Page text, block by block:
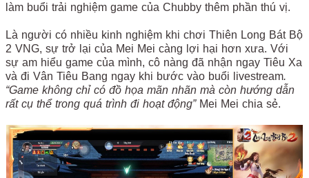
làm buổi trải nghiệm game của Chubby thêm phần thú vị.
Là người có nhiều kinh nghiệm khi chơi Thiên Long Bát Bộ
2 VNG, sự trở lại của Mei Mei càng lợi hại hơn xưa. Với
sự am hiểu game của mình, cô nàng đã nhận ngay Tiêu Xa
và đi Vân Tiêu Bang ngay khi bước vào buổi livestream.
“Game không chỉ có đồ họa mãn nhãn mà còn hướng dẫn
rất cụ thể trong quá trình đi hoạt động”Mei Mei chia sẻ.